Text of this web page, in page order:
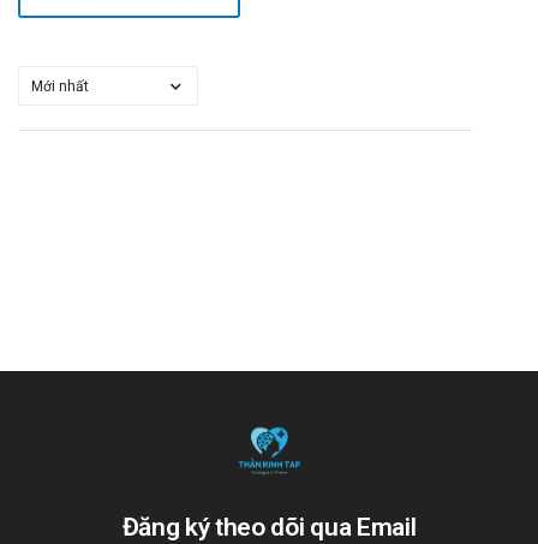
Đăng ký theo dõi qua Email